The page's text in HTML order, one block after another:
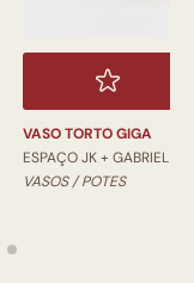
VASO TORTO GIGA
ESPAÇO JK + GABRIEL
VASOS / POTES